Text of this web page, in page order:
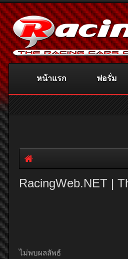
RacingWeb.NET |
ไม่พบผลลัพธ์
หน้าแรก ฟอรั่ม